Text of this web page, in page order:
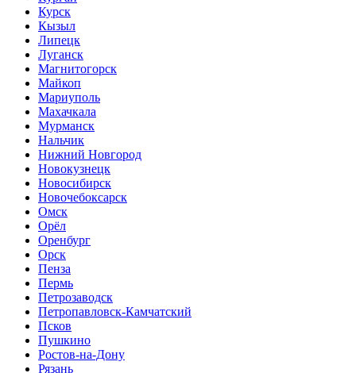
Курск
Кызыл
Липецк
Луганск
Магнитогорск
Майкоп
Мариуполь
Махачкала
Мурманск
Нальчик
Нижний Новгород
Новокузнецк
Новосибирск
Новочебоксарск
Омск
Орёл
Оренбург
Орск
Пенза
Пермь
Петрозаводск
Петропавловск-Камчатский
Псков
Пушкино
Ростов-на-Дону
Рязань